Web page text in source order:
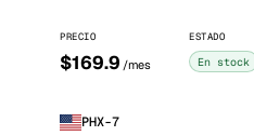
PRECIO
$169.9 /mes
ESTADO
En stock
PHX-7